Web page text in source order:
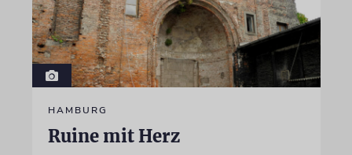
HAMBURG
Ruine mit Herz